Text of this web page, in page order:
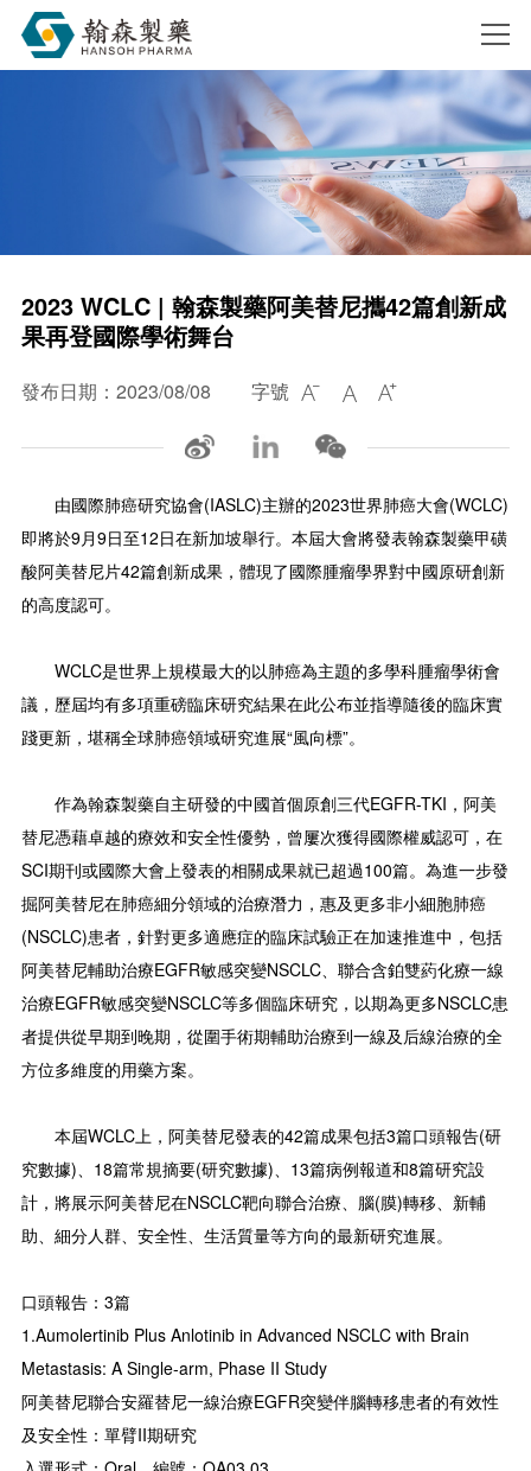
2023 WCLC | 翰森製藥阿美替尼攜42篇創新成
果再登國際學術舞台
發布日期：2023/08/08 字號   
由國際肺癌研究協會(IASLC)主辦的2023世界肺癌大會(WCLC)
即將於9月9日至12日在新加坡舉行。本屆大會將發表翰森製藥甲磺
酸阿美替尼片42篇創新成果，體現了國際腫瘤學界對中國原研創新
的高度認可。
WCLC是世界上規模最大的以肺癌為主題的多學科腫瘤學術會
議，歷屆均有多項重磅臨床研究結果在此公布並指導隨後的臨床實
踐更新，堪稱全球肺癌領域研究進展“風向標”。
作為翰森製藥自主研發的中國首個原創三代EGFR-TKI，阿美
替尼憑藉卓越的療效和安全性優勢，曾屢次獲得國際權威認可，在
SCI期刊或國際大會上發表的相關成果就已超過100篇。為進一步發
掘阿美替尼在肺癌細分領域的治療潛力，惠及更多非小細胞肺癌
(NSCLC)患者，針對更多適應症的臨床試驗正在加速推進中，包括
阿美替尼輔助治療EGFR敏感突變NSCLC、聯合含鉑雙葯化療一線
治療EGFR敏感突變NSCLC等多個臨床研究，以期為更多NSCLC患
者提供從早期到晚期，從圍手術期輔助治療到一線及后線治療的全
方位多維度的用藥方案。
本屆WCLC上，阿美替尼發表的42篇成果包括3篇口頭報告(研
究數據)、18篇常規摘要(研究數據)、13篇病例報道和8篇研究設
計，將展示阿美替尼在NSCLC靶向聯合治療、腦(膜)轉移、新輔
助、細分人群、安全性、生活質量等方向的最新研究進展。
口頭報告：3篇
1.Aumolertinib Plus Anlotinib in Advanced NSCLC with Brain
Metastasis: A Single-arm, Phase II Study
阿美替尼聯合安羅替尼一線治療EGFR突變伴腦轉移患者的有效性
及安全性：單臂II期研究